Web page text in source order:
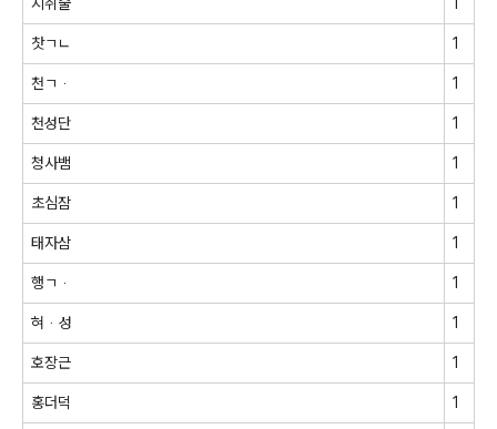
지취술
찻ㄱㄴ 1
천ㄱᆞ 1
천성단 1
청사뱀 1
초심잠 1
태자삼 1
행ㄱᆞ 1
혀ᆞ성 1
호장근 1
홍더덕 1